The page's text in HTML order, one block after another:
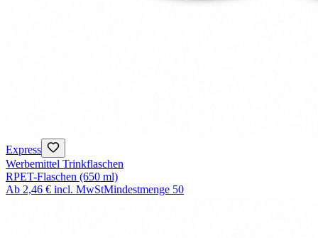
Express
Werbemittel Trinkflaschen
RPET-Flaschen (650 ml)
Ab 2,46 € incl. MwStMindestmenge 50